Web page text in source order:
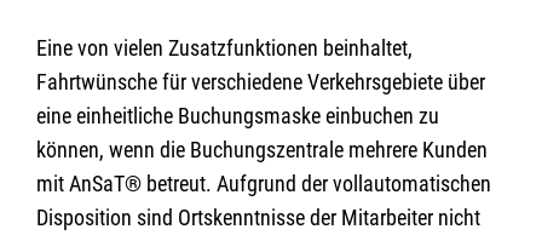
Eine von vielen Zusatzfunktionen beinhaltet,
Fahrtwünsche für verschiedene Verkehrsgebiete über
eine einheitliche Buchungsmaske einbuchen zu
können, wenn die Buchungszentrale mehrere Kunden
mit AnSaT® betreut. Aufgrund der vollautomatischen
Disposition sind Ortskenntnisse der Mitarbeiter nicht